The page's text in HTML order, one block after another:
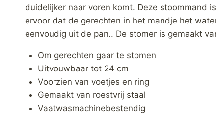
duidelijker naar voren komt. Deze stoommand
ervoor dat de gerechten in het mandje het
eenvoudig uit de pan.. De stomer is gemaakt
Om gerechten gaar te stomen
Uitvouwbaar tot 24 cm
Voorzien van voetjes en ring
Gemaakt van roestvrij staal
Vaatwasmachinebestendig